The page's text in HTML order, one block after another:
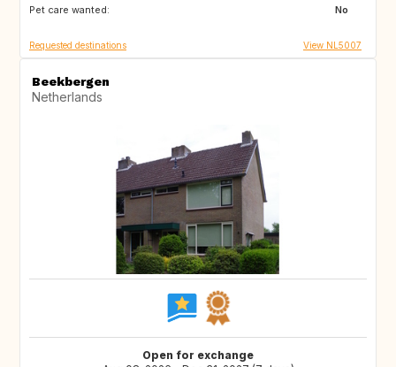
Pet care wanted:
No
DK
Requested destinations View NL5007
Beekbergen
Netherlands
Open for exchange